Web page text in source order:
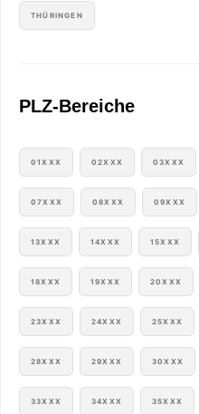
THÜRINGEN
PLZ-Bereiche
01XXX 02XXX 03XXX
07XXX 08XXX 09XXX
13XXX 14XXX 15XXX
18XXX 19XXX 20XXX
23XXX 24XXX 25XXX
28XXX 29XXX 30XXX
33XXX 34XXX 35XXX